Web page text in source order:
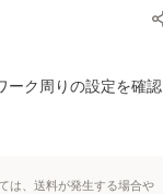
ーク周りの設定を確認
は、送料が発生する場合や